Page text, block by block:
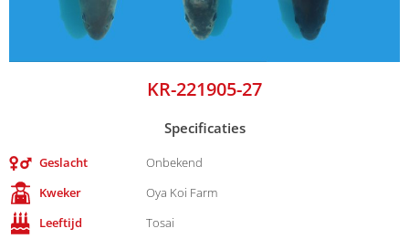
KR-221905-27
Specificaties
Geslacht
Onbekend
Kweker
Oya Koi Farm
Leeftijd
Tosai